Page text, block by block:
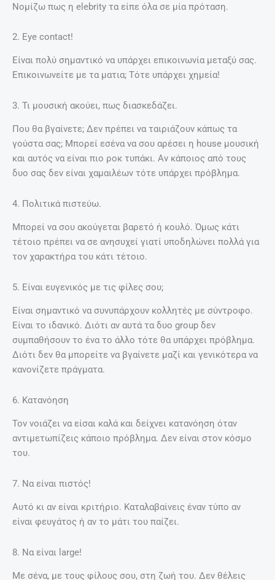
Νομίζω πως η elebrity τα είπε όλα σε μία πρόταση.
2. Εye contact!
Είναι πολύ σημαντικό να υπάρχει επικοινωνία μεταξύ σας.
Επικοινωνείτε με τα ματια; Τότε υπάρχει χημεία!
3. Τι μουσική ακούει, πως διασκεδάζει.
Που θα βγαίνετε; Δεν πρέπει να ταιριάζουν κάπως τα
γούστα σας; Μπορεί εσένα να σου αρέσει η house μουσική
και αυτός να είναι πιο ροκ τυπάκι. Αν κάποιος από τους
δυο σας δεν είναι χαμαιλέων τότε υπάρχει πρόβλημα.
4. Πολιτικά πιστεύω.
Μπορεί να σου ακούγεται βαρετό ή κουλό. Όμως κάτι
τέτοιο πρέπει να σε ανησυχεί γιατί υποδηλώνει πολλά για
τον χαρακτήρα του κάτι τέτοιο.
5. Είναι ευγενικός με τις φίλες σου;
Είναι σημαντικό να συνυπάρχουν κολλητές με σύντροφο.
Είναι το ιδανικό. Διότι αν αυτά τα δυο group δεν
συμπαθήσουν το ένα το άλλο τότε θα υπάρχει πρόβλημα.
Διότι δεν θα μπορείτε να βγαίνετε μαζί και γενικότερα να
κανονίζετε πράγματα.
6. Κατανόηση
Τον νοιάζει να είσαι καλά και δείχνει κατανόηση όταν
αντιμετωπίζεις κάποιο πρόβλημα. Δεν είναι στον κόσμο
του.
7. Να είναι πιστός!
Αυτό κι αν είναι κριτήριο. Καταλαβαίνεις έναν τύπο αν
είναι φευγάτος ή αν το μάτι του παίζει.
8. Να είναι large!
Με σένα, με τους φίλους σου, στη ζωή του. Δεν θέλεις